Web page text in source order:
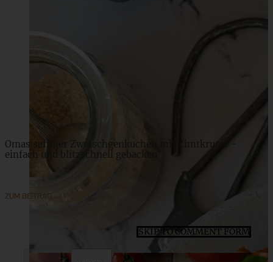
Saftige Kürbis-Muffins mit Pekan-Streuseln
Omas saftiger Zwetschgenkuchen mit Zimtkruste -
einfach und blitzschnell gebacken
ZUM BEITRAG
SKIP TO COMMENT FORM